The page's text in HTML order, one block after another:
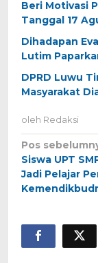
Beri Motivasi
Tanggal 17
Dihadapan
Lutim
DPRD Luwu
Masyarakat
oleh Redaksi
pos
Pos
Siswa UPT
Jadi Pelajar